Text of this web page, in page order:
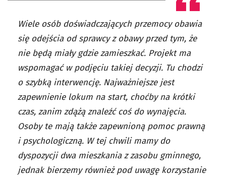
Wiele osób doświadczających przemocy obawia
się odejścia od sprawcy z obawy przed tym, że
nie będą miały gdzie zamieszkać. Projekt ma
wspomagać w podjęciu takiej decyzji. Tu chodzi
o szybką interwencję. Najważniejsze jest
zapewnienie lokum na start, choćby na krótki
czas, zanim zdążą znaleźć coś do wynajęcia.
Osoby te mają także zapewnioną pomoc prawną
i psychologiczną. W tej chwili mamy do
dyspozycji dwa mieszkania z zasobu gminnego,
jednak bierzemy również pod uwagę korzystanie